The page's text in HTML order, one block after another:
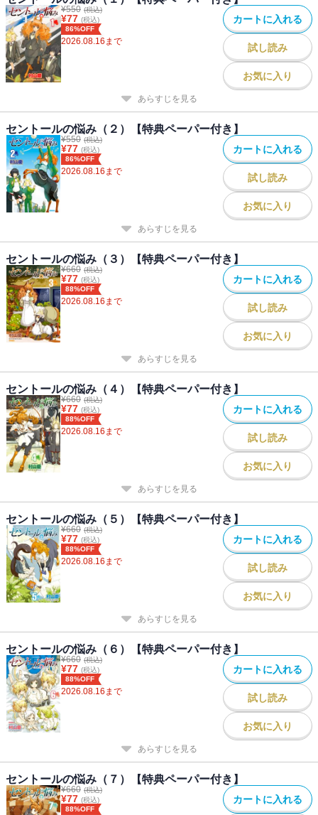
¥550 (税込)
¥77 (税込)
86%OFF
2026.08.16 まで
カートに入れる
試し読み
お気に入り
あらすじを見る
セントールの悩み（２）【特典ペーパー付き】
¥550 (税込)
¥77 (税込)
86%OFF
2026.08.16 まで
カートに入れる
試し読み
お気に入り
あらすじを見る
セントールの悩み（３）【特典ペーパー付き】
¥660 (税込)
¥77 (税込)
88%OFF
2026.08.16 まで
カートに入れる
試し読み
お気に入り
あらすじを見る
セントールの悩み（４）【特典ペーパー付き】
¥660 (税込)
¥77 (税込)
88%OFF
2026.08.16 まで
カートに入れる
試し読み
お気に入り
あらすじを見る
セントールの悩み（５）【特典ペーパー付き】
¥660 (税込)
¥77 (税込)
88%OFF
2026.08.16 まで
カートに入れる
試し読み
お気に入り
あらすじを見る
セントールの悩み（６）【特典ペーパー付き】
¥660 (税込)
¥77 (税込)
88%OFF
2026.08.16 まで
カートに入れる
試し読み
お気に入り
あらすじを見る
セントールの悩み（７）【特典ペーパー付き】
¥660 (税込)
¥77 (税込)
88%OFF
カートに入れる